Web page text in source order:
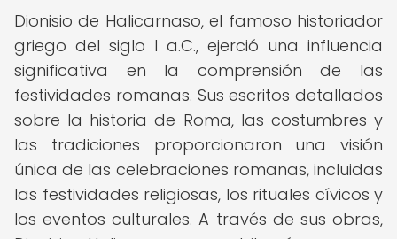
Dionisio de Halicarnaso, el famoso historiador
griego del siglo I a.C., ejerció una influencia
significativa en la comprensión de las
festividades romanas. Sus escritos detallados
sobre la historia de Roma, las costumbres y
las tradiciones proporcionaron una visión
única de las celebraciones romanas, incluidas
las festividades religiosas, los rituales cívicos y
los eventos culturales. A través de sus obras,